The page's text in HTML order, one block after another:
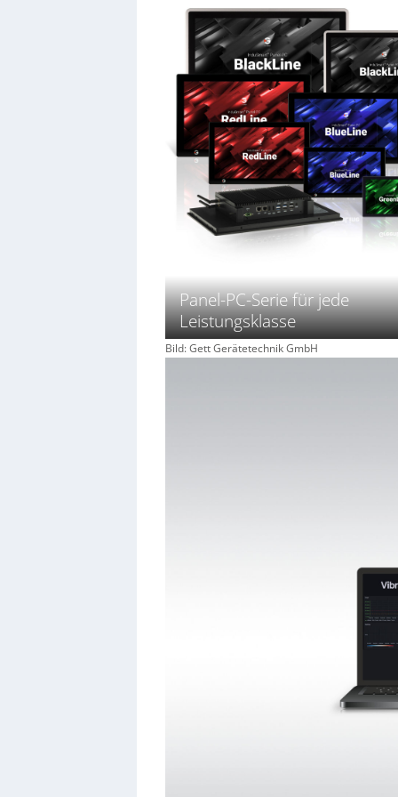
Panel-PC-Serie für jede
Leistungsklasse
Bild: Gett Gerätetechnik GmbH